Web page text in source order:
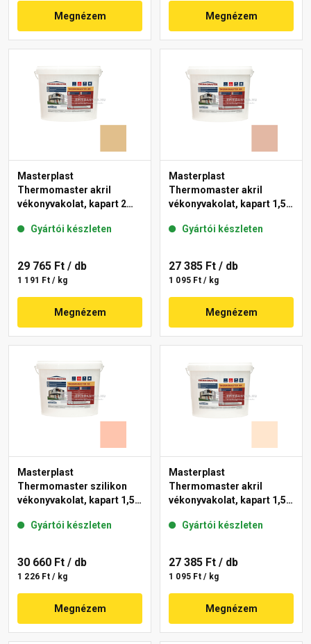
Megnézem Megnézem
Masterplast
Thermomaster akril
vékonyvakolat, kapart 2
Gyártói készleten
29 765 Ft / db
1 191 Ft / kg
Megnézem
Masterplast
Thermomaster akril
vékonyvakolat, kapart 1,5
Gyártói készleten
27 385 Ft / db
1 095 Ft / kg
Megnézem
Masterplast
Thermomaster szilikon
vékonyvakolat, kapart 1,5
Gyártói készleten
30 660 Ft / db
1 226 Ft / kg
Megnézem
Masterplast
Thermomaster akril
vékonyvakolat, kapart 1,5
Gyártói készleten
27 385 Ft / db
1 095 Ft / kg
Megnézem